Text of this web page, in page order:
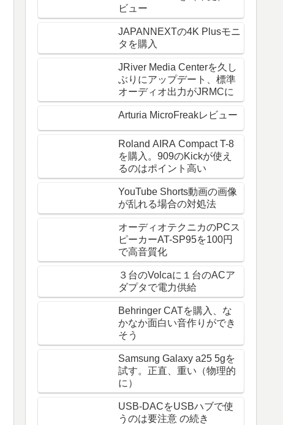
ビュー
JAPANNEXTの4K Plusモニ
タを購入
JRiver Media Centerを久し
ぶりにアップデート、標準
オーディオ出力がJRMCに
Arturia MicroFreakレビュー
Roland AIRA Compact T-8
を購入。909のKickが使え
るのはポイント高い
YouTube Shorts動画の画像
が乱れる場合の対処法
オーディオテクニカのPCス
ピーカーAT-SP95を100円
で高音質化
３台のVolcaに１台のACア
ダプタで電力供給
Behringer CATを購入、な
かなか面白い音作りができ
そう
Samsung Galaxy a25 5gを
試す。正直、重い（物理的
に）
USB-DACをUSBハブで使
うのは要注意 の続き